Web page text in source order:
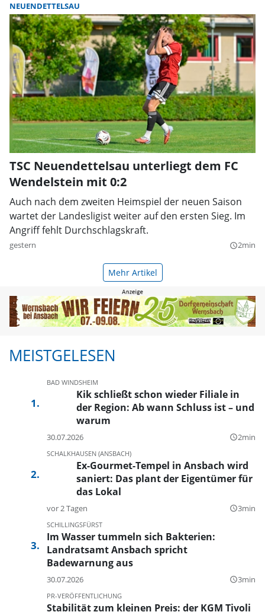
NEUENDETTELSAU
TSC Neuendettelsau unterliegt dem FC
Wendelstein mit 0:2
Auch nach dem zweiten Heimspiel der neuen Saison
wartet der Landesligist weiter auf den ersten Sieg. Im
Angriff fehlt Durchschlagskraft.
gestern query_builder2min
Mehr Artikel
MEISTGELESEN
BAD WINDSHEIM
Kik schließt schon wieder Filiale in
der Region: Ab wann Schluss ist – und
warum
30.07.2026 query_builder2min
SCHALKHAUSEN (ANSBACH)
Ex-Gourmet-Tempel in Ansbach wird
saniert: Das plant der Eigentümer für
das Lokal
vor 2 Tagen query_builder3min
SCHILLINGSFÜRST
Im Wasser tummeln sich Bakterien:
Landratsamt Ansbach spricht
Badewarnung aus
30.07.2026 query_builder3min
PR-VERÖFFENTLICHUNG
Stabilität zum kleinen Preis: der KGM Tivoli